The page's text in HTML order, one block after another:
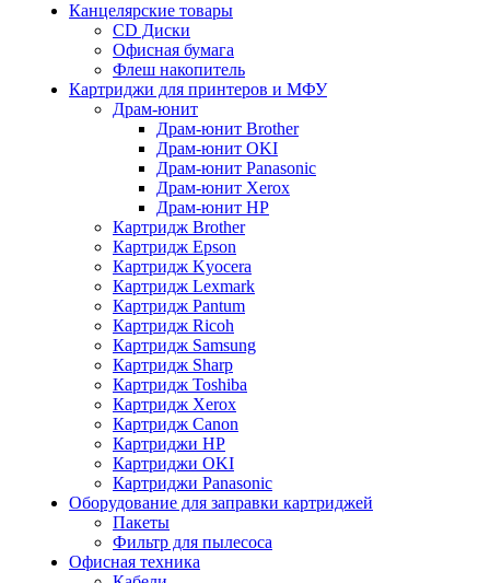
Канцелярские товары
CD Диски
Офисная бумага
Флеш накопитель
Картриджи для принтеров и МФУ
Драм-юнит
Драм-юнит Brother
Драм-юнит OKI
Драм-юнит Panasonic
Драм-юнит Xerox
Драм-юнит НР
Картридж Brother
Картридж Epson
Картридж Kyocera
Картридж Lexmark
Картридж Pantum
Картридж Ricoh
Картридж Samsung
Картридж Sharp
Картридж Toshiba
Картридж Xerox
Картридж Сanon
Картриджи HP
Картриджи OKI
Картриджи Panasonic
Оборудование для заправки картриджей
Пакеты
Фильтр для пылесоса
Офисная техника